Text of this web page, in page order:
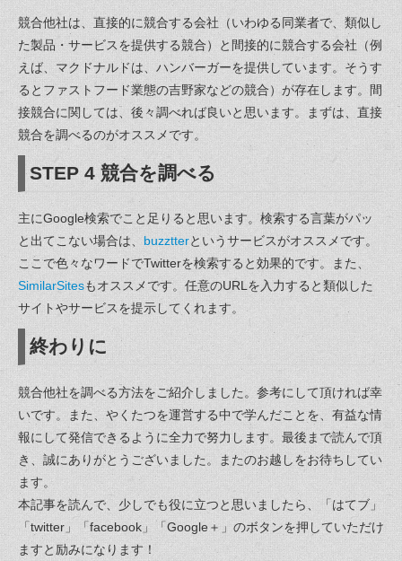
競合他社は、直接的に競合する会社（いわゆる同業者で、類似し
た製品・サービスを提供する競合）と間接的に競合する会社（例
えば、マクドナルドは、ハンバーガーを提供しています。そうす
るとファストフード業態の吉野家などの競合）が存在します。間
接競合に関しては、後々調べれば良いと思います。まずは、直接
競合を調べるのがオススメです。
STEP 4 競合を調べる
主にGoogle検索でこと足りると思います。検索する言葉がパッ
と出てこない場合は、 buzztterというサービスがオススメです。
ここで色々なワードでTwitterを検索すると効果的です。また、
SimilarSitesもオススメです。任意のURLを入力すると類似した
サイトやサービスを提示してくれます。
終わりに
競合他社を調べる方法をご紹介しました。参考にして頂ければ幸
いです。また、やくたつを運営する中で学んだことを、有益な情
報にして発信できるように全力で努力します。最後まで読んで頂
き、誠にありがとうございました。またのお越しをお待ちしてい
ます。
本記事を読んで、少しでも役に立つと思いましたら、「はてブ」
「twitter」「facebook」「Google＋」のボタンを押していただけ
ますと励みになります！